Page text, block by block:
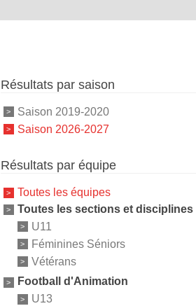
Résultats par saison
Saison 2019-2020
Saison 2026-2027
Résultats par équipe
Toutes les équipes
Toutes les sections et disciplines
U11
Féminines Séniors
Vétérans
Football d'Animation
U13